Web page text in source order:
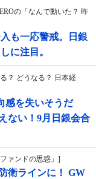
の「なんで動いた？ 昨
も一応警戒。日銀
に注目。
？ どうなる？ 日本経
感を失いそうだ
ない！9月日銀会合
ァンドの思惑」]
衛ラインに！ GW